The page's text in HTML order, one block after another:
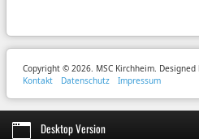
Copyright © 2026. MSC Kirchheim. Designed
Kontakt
Datenschutz Impressum
Desktop Version